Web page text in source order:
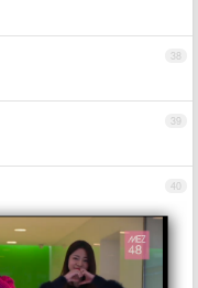
38
39
40